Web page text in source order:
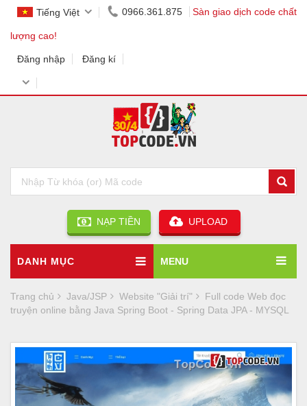
Tiếng Việt 0966.361.875 Sàn giao dịch code chất
lượng cao!
Đăng nhập Đăng kí
NẠP TIỀN UPLOAD
DANH MỤC MENU
Trang chủ Java/JSP Website "Giải trí"
Full code Web đọc
truyện online bằng Java Spring Boot - Spring Data JPA - MYSQL